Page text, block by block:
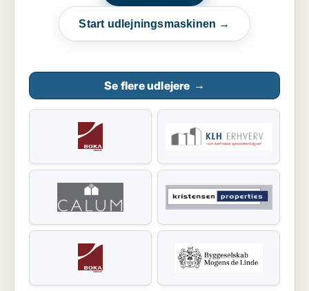
Start udlejningsmaskinen →
Se flere udlejere →